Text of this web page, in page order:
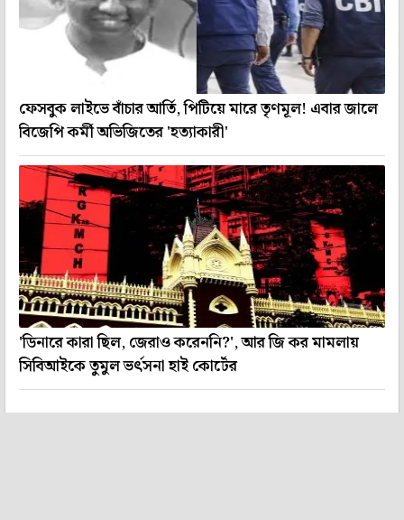
ফেসবুক লাইভে বাঁচার আর্তি, পিটিয়ে মারে তৃণমূল! এবার জালে
বিজেপি কর্মী অভিজিতের 'হত্যাকারী'
'ডিনারে কারা ছিল, জেরাও করেননি?', আর জি কর মামলায়
সিবিআইকে তুমুল ভর্ৎসনা হাই কোর্টের